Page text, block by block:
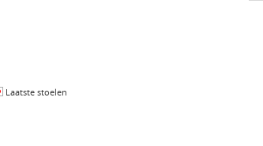
Laatste stoelen